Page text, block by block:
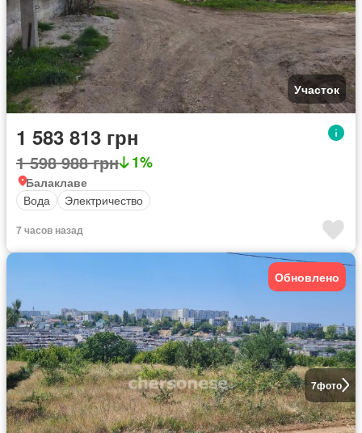
Участок
1 583 813 грн
1 598 988 грн 1%
Балаклаве
Вода
Электричество
7 часов назад
7фото
Обновлено